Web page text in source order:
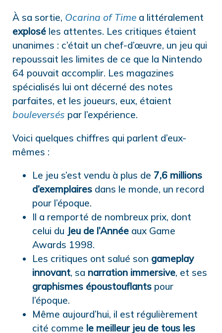
À sa sortie, Ocarina of Time a littéralement
explosé les attentes. Les critiques étaient
unanimes : c’était un chef-d’œuvre, un jeu qui
repoussait les limites de ce que la Nintendo
64 pouvait accomplir. Les magazines
spécialisés lui ont décerné des notes
parfaites, et les joueurs, eux, étaient
bouleversés par l’expérience.
Voici quelques chiffres qui parlent d’eux-
mêmes :
Le jeu s’est vendu à plus de 7,6 millions
d’exemplaires dans le monde, un record
pour l’époque.
Il a remporté de nombreux prix, dont
celui du Jeu de l’Année aux Game
Awards 1998.
Les critiques ont salué son gameplay
innovant, sa narration immersive, et ses
graphismes époustouflants pour
l’époque.
Même aujourd’hui, il est régulièrement
cité comme le meilleur jeu de tous les